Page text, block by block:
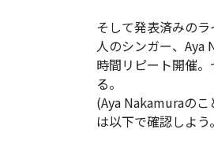
そして発表済みの
人のシンガー、Aya
時間リピート開催
る。
(Aya Nakamuraの
は以下で確認しよう。